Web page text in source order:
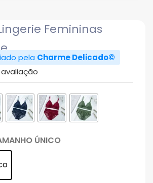
Femininas
pela Charme Delicado©
avaliação
ÚNICO